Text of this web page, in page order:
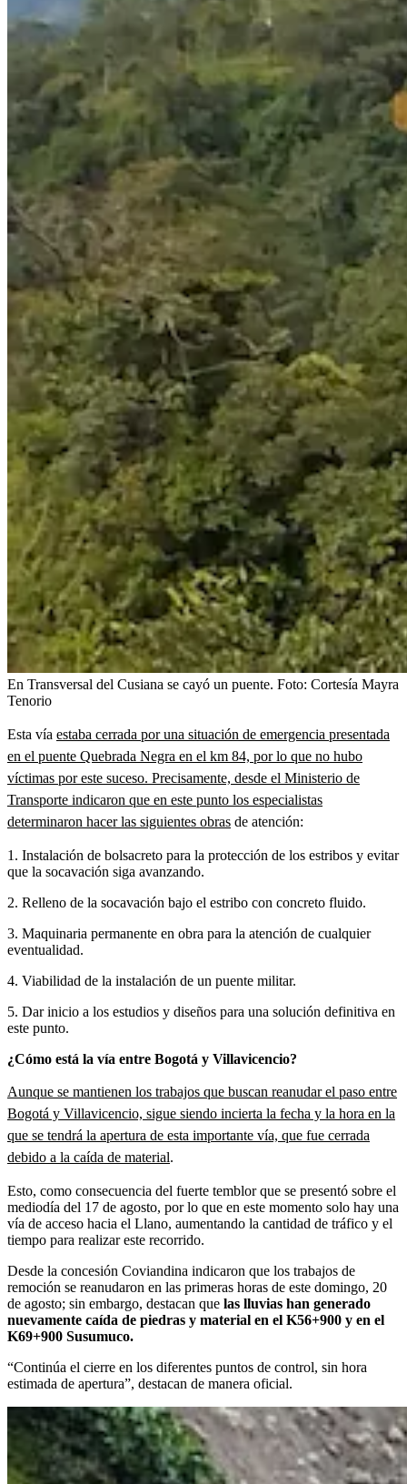
En Transversal del Cusiana se cayó un puente. Foto: Cortesía Mayra
Tenorio
Esta vía estaba cerrada por una situación de emergencia presentada
en el puente Quebrada Negra en el km 84, por lo que no hubo
víctimas por este suceso. Precisamente, desde el Ministerio de
Transporte indicaron que en este punto los especialistas
determinaron hacer las siguientes obras de atención:
1. Instalación de bolsacreto para la protección de los estribos y evitar
que la socavación siga avanzando.
2. Relleno de la socavación bajo el estribo con concreto fluido.
3. Maquinaria permanente en obra para la atención de cualquier
eventualidad.
4. Viabilidad de la instalación de un puente militar.
5. Dar inicio a los estudios y diseños para una solución definitiva en
este punto.
¿Cómo está la vía entre Bogotá y Villavicencio?
Aunque se mantienen los trabajos que buscan reanudar el paso entre
Bogotá y Villavicencio, sigue siendo incierta la fecha y la hora en la
que se tendrá la apertura de esta importante vía, que fue cerrada
debido a la caída de material.
Esto, como consecuencia del fuerte temblor que se presentó sobre el
mediodía del 17 de agosto, por lo que en este momento solo hay una
vía de acceso hacia el Llano, aumentando la cantidad de tráfico y el
tiempo para realizar este recorrido.
Desde la concesión Coviandina indicaron que los trabajos de
remoción se reanudaron en las primeras horas de este domingo, 20
de agosto; sin embargo, destacan que las lluvias han generado
nuevamente caída de piedras y material en el K56+900 y en el
K69+900 Susumuco.
“Continúa el cierre en los diferentes puntos de control, sin hora
estimada de apertura”, destacan de manera oficial.